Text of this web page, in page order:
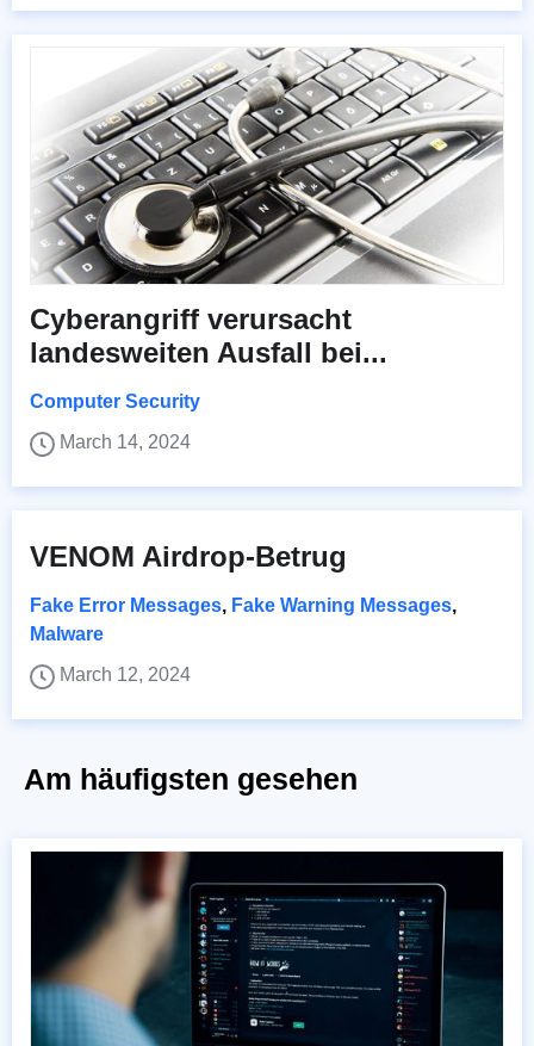
Cyberangriff verursacht
landesweiten Ausfall bei...
Computer Security
March 14, 2024
VENOM Airdrop-Betrug
Fake Error Messages, Fake Warning Messages,
Malware
March 12, 2024
Am häufigsten gesehen